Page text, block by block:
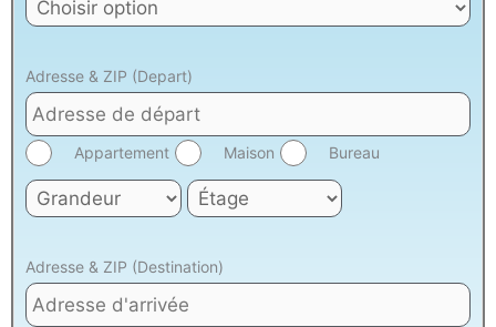
Adresse & ZIP (Depart)
Appartement Maison Bureau
Adresse & ZIP (Destination)